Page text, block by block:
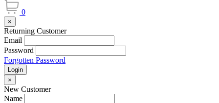
0
×
Returning Customer
Email
Password
Forgotten Password
Login
×
New Customer
Name